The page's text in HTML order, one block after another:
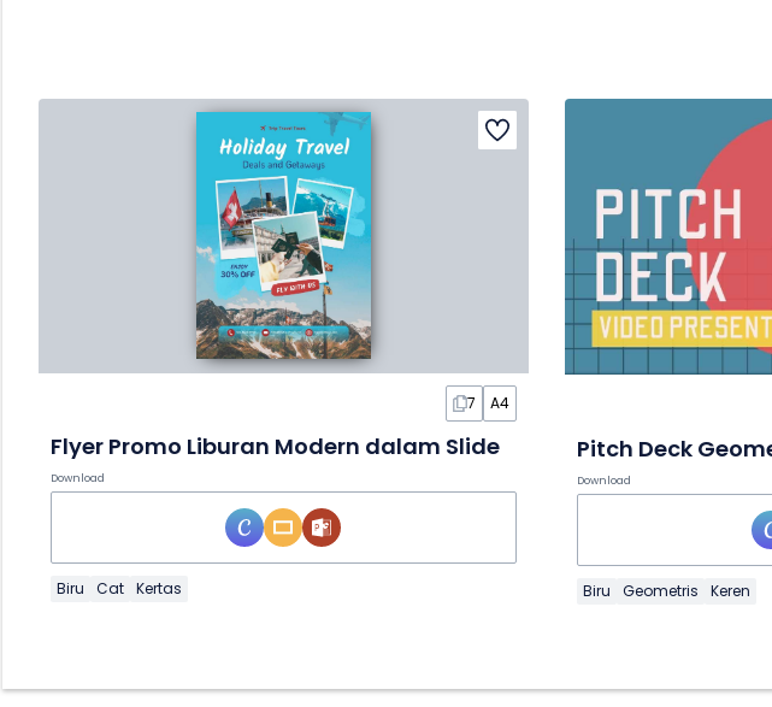
7 A4
Flyer Promo Liburan Modern dalam Slide
Download
Biru Cat Kertas
Download
Biru Geometris Keren